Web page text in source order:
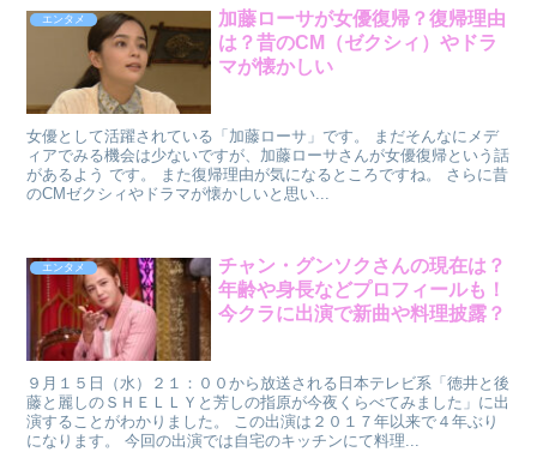
エンタメ
加藤ローサが女優復帰？復帰理由
は？昔のCM（ゼクシィ）やドラ
マが懐かしい
女優として活躍されている「加藤ローサ」です。 まだそんなにメデ
ィアでみる機会は少ないですが、加藤ローサさんが女優復帰という話
があるよう です。 また復帰理由が気になるところですね。 さらに昔
のCMゼクシィやドラマが懐かしいと思い...
エンタメ
チャン・グンソクさんの現在は？
年齢や身長などプロフィールも！
今クラに出演で新曲や料理披露？
９月１５日（水）２１：００から放送される日本テレビ系「徳井と後
藤と麗しのＳＨＥＬＬＹと芳しの指原が今夜くらべてみました」に出
演することがわかりました。 この出演は２０１７年以来で４年ぶり
になります。 今回の出演では自宅のキッチンにて料理...